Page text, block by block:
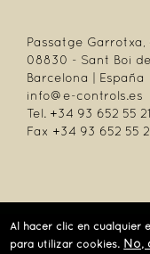
Passatge Garrotxa,
08830 - Sant Boi
Barcelona | España
info@e-controls.es
Tel. +34 93 652 55 21
Fax +34 93 652 55
| Passatge
Tel.: +34
Al hacer clic en cualquier
para utilizar cookies. No,